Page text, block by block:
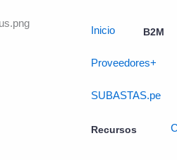
Inicio B2M
Proveedores+
SUBASTAS.pe
Recursos